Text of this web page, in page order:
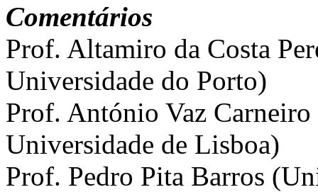
Comentários
Prof. Altamiro da Costa
Universidade do Porto)
Prof. António Vaz
Universidade de Lisboa)
Prof. Pedro Pita Barros